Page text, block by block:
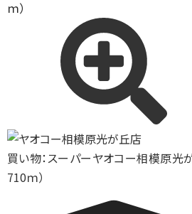
ｍ）
買い物：スーパーヤオコー相模原光
710ｍ）